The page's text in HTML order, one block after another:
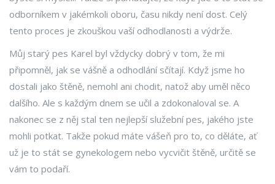
odborníkem v jakémkoli oboru, času nikdy není dost. Celý
tento proces je zkouškou vaší odhodlanosti a výdrže.
Můj starý pes Karel byl vždycky dobrý v tom, že mi
připomněl, jak se vášně a odhodlání sčítají. Když jsme ho
dostali jako štěně, nemohl ani chodit, natož aby uměl něco
dalšího. Ale s každým dnem se učil a zdokonaloval se. A
nakonec se z něj stal ten nejlepší služební pes, jakého jste
mohli potkat. Takže pokud máte vášeň pro to, co děláte, ať
už je to stát se gynekologem nebo vycvičit štěně, určitě se
vám to podaří.